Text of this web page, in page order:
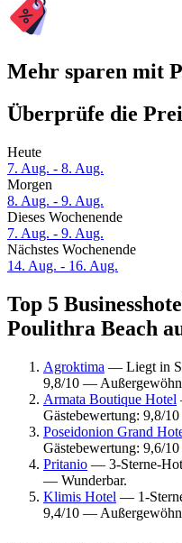
Mehr sparen mit
Überprüfe die
Heute
7. Aug. - 8. Aug.
Morgen
8. Aug. - 9. Aug.
Dieses Wochenende
7. Aug. - 9. Aug.
Nächstes Wochenende
14. Aug. - 16. Aug.
Top 5
Poulithra Beach
Agroktima — Liegt in
9,8/10 —
Armata Boutique Hotel
Gästebewertung: 9,8/
Poseidonion Grand
Gästebewertung: 9,6/
Pritanio — 3-Sterne-
— Wunderbar.
Klimis Hotel — 1-
9,4/10 —